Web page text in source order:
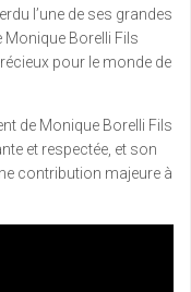
l’une de ses grandes
Monique Borelli Fils
pour le monde de
de Monique Borelli Fils
et respectée, et son
contribution majeure à